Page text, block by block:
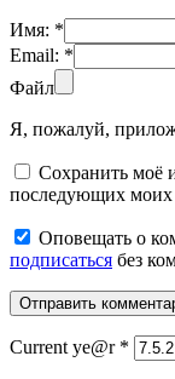
Имя: *
Email: *
Файл
Я, пожалуй,
Сохранить моё
последующих моих
Оповещать о
подписаться без
Current ye@r *